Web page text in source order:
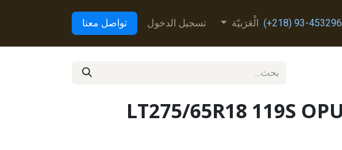
الْعَرَبيّة تسجيل الدخول تواصل معنا
LT275/65R18 119S